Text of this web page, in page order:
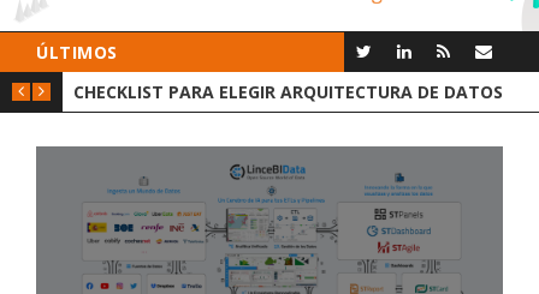
ÚLTIMOS
CHECKLIST PARA ELEGIR ARQUITECTURA DE DATOS